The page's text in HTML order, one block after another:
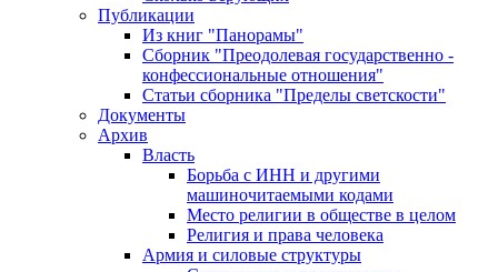
Публикации
Из книг "Панорамы"
Сборник "Преодолевая государственно -
конфессиональные отношения"
Статьи сборника "Пределы светскости"
Документы
Архив
Власть
Борьба с ИНН и другими
машиночитаемыми кодами
Место религии в обществе в целом
Религия и права человека
Армия и силовые структуры